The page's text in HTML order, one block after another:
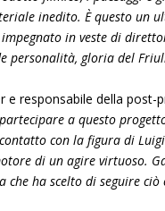
inedito. È questo un
in veste di
gloria del
e responsabile della
a questo
con la figura di
di un agire virtuoso.
ha scelto di seguire